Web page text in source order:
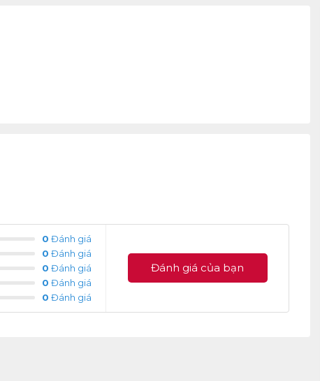
0 Đánh giá
0 Đánh giá
0 Đánh giá
0 Đánh giá
0 Đánh giá
Đánh giá của bạn